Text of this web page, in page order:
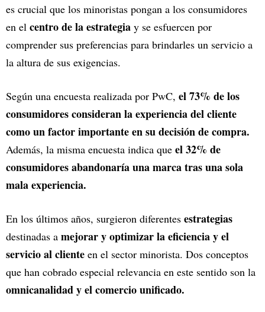
es crucial que los minoristas pongan a los consumidores
en el centro de la estrategia y se esfuercen por
comprender sus preferencias para brindarles un servicio a
la altura de sus exigencias.
Según una encuesta realizada por PwC, el 73% de los
consumidores consideran la experiencia del cliente
como un factor importante en su decisión de compra.
Además, la misma encuesta indica que el 32% de
consumidores abandonaría una marca tras una sola
mala experiencia.
En los últimos años, surgieron diferentes estrategias
destinadas a mejorar y optimizar la eficiencia y el
servicio al cliente en el sector minorista. Dos conceptos
que han cobrado especial relevancia en este sentido son la
omnicanalidad y el comercio unificado.